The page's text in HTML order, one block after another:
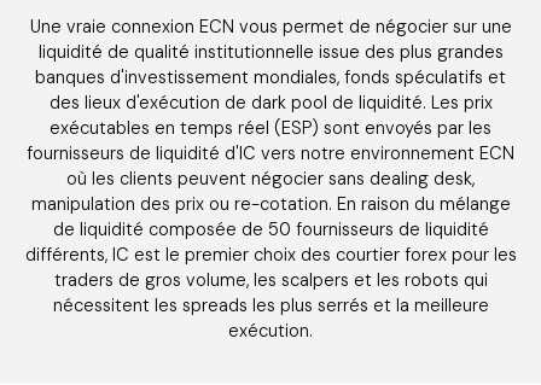
Une vraie connexion ECN vous permet de négocier sur une
liquidité de qualité institutionnelle issue des plus grandes
banques d'investissement mondiales, fonds spéculatifs et
des lieux d'exécution de dark pool de liquidité. Les prix
exécutables en temps réel (ESP) sont envoyés par les
fournisseurs de liquidité d'IC vers notre environnement ECN
où les clients peuvent négocier sans dealing desk,
manipulation des prix ou re-cotation. En raison du mélange
de liquidité composée de 50 fournisseurs de liquidité
différents, IC est le premier choix des courtier forex pour les
traders de gros volume, les scalpers et les robots qui
nécessitent les spreads les plus serrés et la meilleure
exécution.